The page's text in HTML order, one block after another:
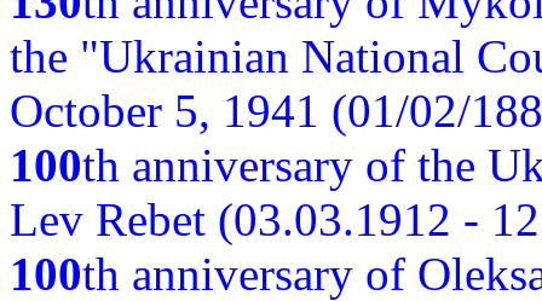
the "Ukrainian National
October 5, 1941 (01/02/
100th anniversary of the
Lev Rebet (03.03.1912 -
100th anniversary of